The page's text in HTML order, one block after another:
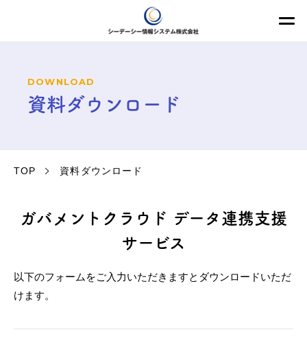
DOWNLOAD
資料ダウンロード
TOP 資料ダウンロード
ガバメントクラウド データ連携支援
サービス
以下のフォームをご入力いただきますとダウンロードいただ
けます。